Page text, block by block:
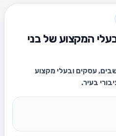
המקצוע של בני
עסקים ובעלי מקצוע
בעיר.